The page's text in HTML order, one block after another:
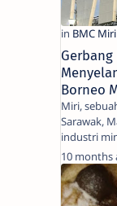
Borneo
Miri,
Sarawak,
industri
ta…
10 months